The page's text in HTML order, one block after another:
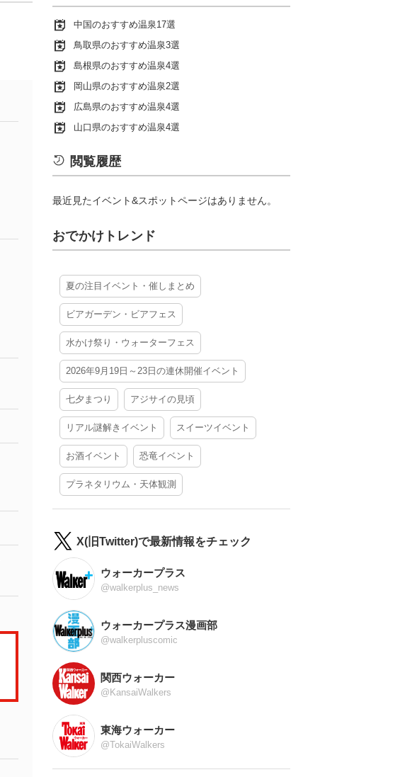
中国のおすすめ温泉17選
鳥取県のおすすめ温泉3選
島根県のおすすめ温泉4選
岡山県のおすすめ温泉2選
広島県のおすすめ温泉4選
山口県のおすすめ温泉4選
閲覧履歴
最近見たイベント&スポットページはありません。
おでかけトレンド
夏の注目イベント・催しまとめ
ビアガーデン・ビアフェス
水かけ祭り・ウォーターフェス
2026年9月19日～23日の連休開催イベント
七夕まつり アジサイの見頃
リアル謎解きイベント スイーツイベント
お酒イベント 恐竜イベント
プラネタリウム・天体観測
X(旧Twitter)で最新情報をチェック
ウォーカープラス
@walkerplus_news
ウォーカープラス漫画部
@walkerpluscomic
関西ウォーカー
@KansaiWalkers
東海ウォーカー
@TokaiWalkers